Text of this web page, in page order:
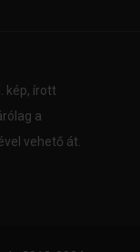
kép, írott
a
vehető át.